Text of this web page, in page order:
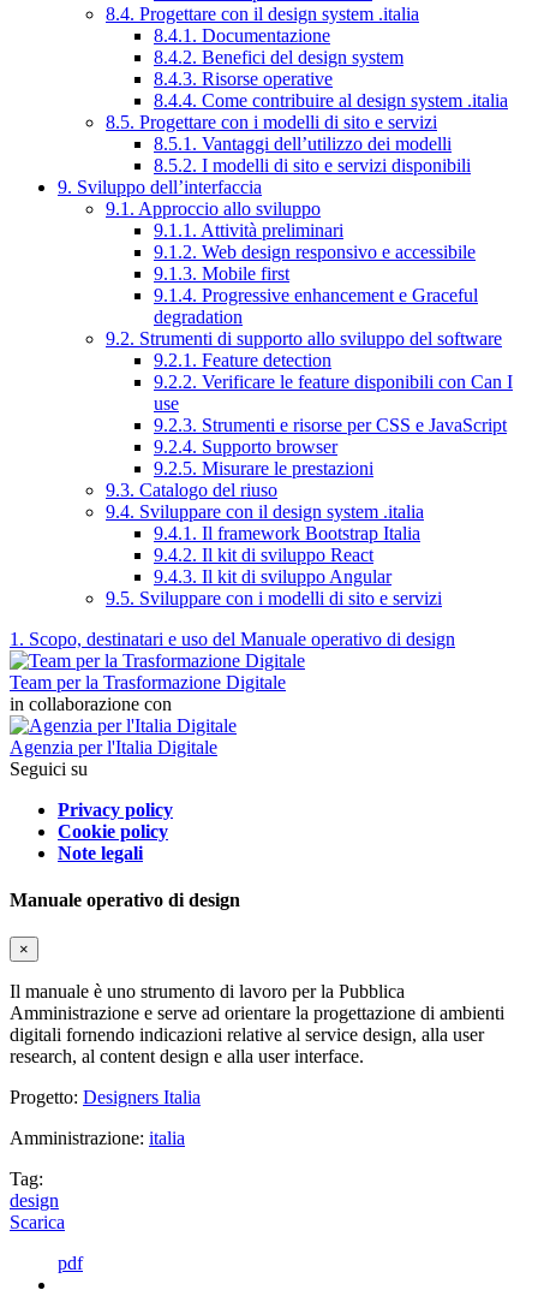
8.4. Progettare con il design system .italia
8.4.1. Documentazione
8.4.2. Benefici del design system
8.4.3. Risorse operative
8.4.4. Come contribuire al design system .italia
8.5. Progettare con i modelli di sito e servizi
8.5.1. Vantaggi dell’utilizzo dei modelli
8.5.2. I modelli di sito e servizi disponibili
9. Sviluppo dell’interfaccia
9.1. Approccio allo sviluppo
9.1.1. Attività preliminari
9.1.2. Web design responsivo e accessibile
9.1.3. Mobile first
9.1.4. Progressive enhancement e Graceful
degradation
9.2. Strumenti di supporto allo sviluppo del software
9.2.1. Feature detection
9.2.2. Verificare le feature disponibili con Can I
use
9.2.3. Strumenti e risorse per CSS e JavaScript
9.2.4. Supporto browser
9.2.5. Misurare le prestazioni
9.3. Catalogo del riuso
9.4. Sviluppare con il design system .italia
9.4.1. Il framework Bootstrap Italia
9.4.2. Il kit di sviluppo React
9.4.3. Il kit di sviluppo Angular
9.5. Sviluppare con i modelli di sito e servizi
1. Scopo, destinatari e uso del Manuale operativo di design
Team per la Trasformazione Digitale
in collaborazione con
Agenzia per l'Italia Digitale
Seguici su
Privacy policy
Cookie policy
Note legali
Manuale operativo di design
×
Il manuale è uno strumento di lavoro per la Pubblica
Amministrazione e serve ad orientare la progettazione di ambienti
digitali fornendo indicazioni relative al service design, alla user
research, al content design e alla user interface.
Progetto: Designers Italia
Amministrazione: italia
Tag:
design
Scarica
pdf